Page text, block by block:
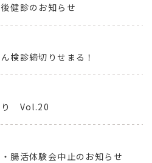
健診のお知らせ
検診締切りせまる！
り Vol.20
腸活体験会中止のお知らせ